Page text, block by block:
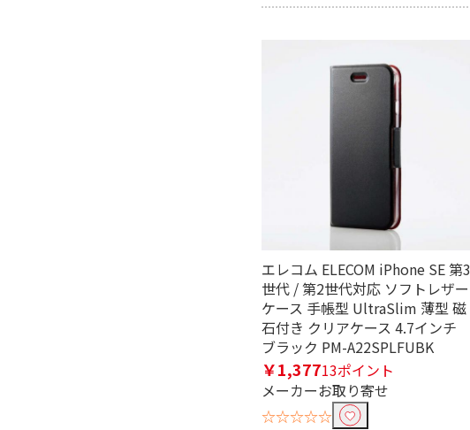
エレコム ELECOM iPhone SE 第3
世代 / 第2世代対応 ソフトレザー
ケース 手帳型 UltraSlim 薄型 磁
石付き クリアケース 4.7インチ
ブラック PM-A22SPLFUBK
￥1,37713ポイント
メーカーお取り寄せ
☆☆☆☆☆